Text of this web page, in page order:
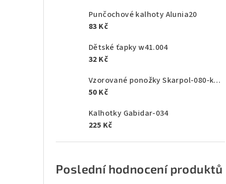
Punčochové kalhoty Alunia20
83 Kč
Dětské ťapky w41.004
32 Kč
Vzorované ponožky Skarpol-080-kaktus
50 Kč
Kalhotky Gabidar-034
225 Kč
Poslední hodnocení produktů